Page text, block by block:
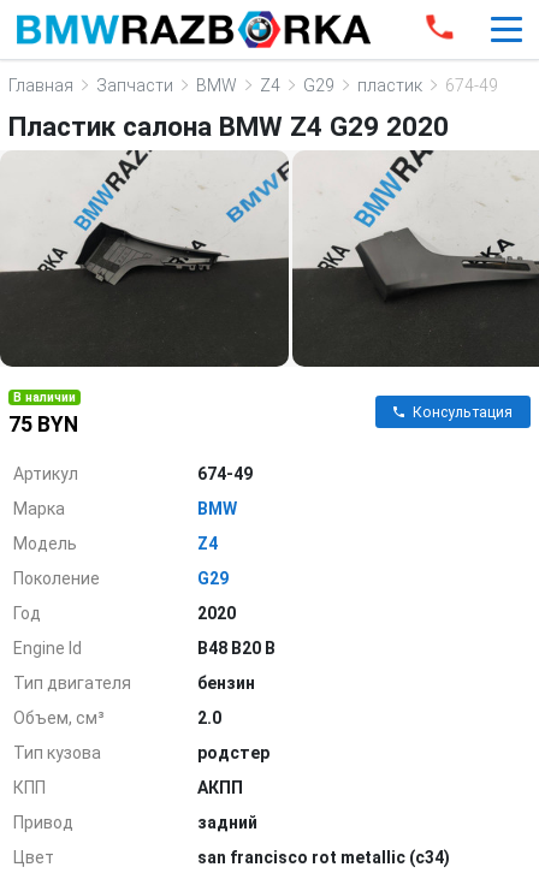
Главная Запчасти BMW Z4 G29 пластик 674-49
Пластик салона BMW Z4 G29 2020
В наличии
75 BYN
Консультация
Артикул
674-49
Марка
BMW
Модель
Z4
Поколение
G29
Год
2020
Engine Id
B48 B20 B
Тип двигателя
бензин
Объем, см³
2.0
Тип кузова
родстер
КПП
АКПП
Привод
задний
Цвет
san francisco rot metallic (c34)